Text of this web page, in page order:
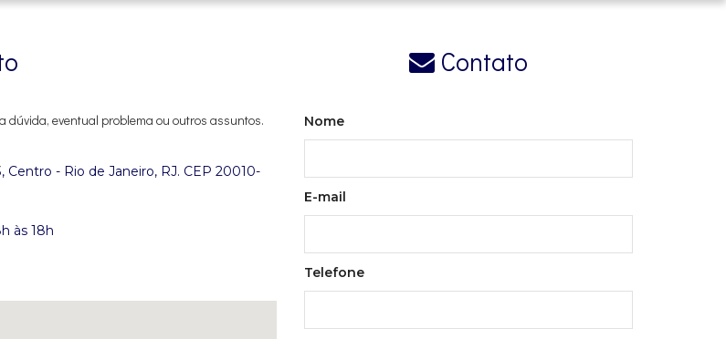
dúvida, eventual problema ou outros assuntos.
Centro - Rio de Janeiro, RJ. CEP 20010-
às 18h
Contato
Nome
E-mail
Telefone